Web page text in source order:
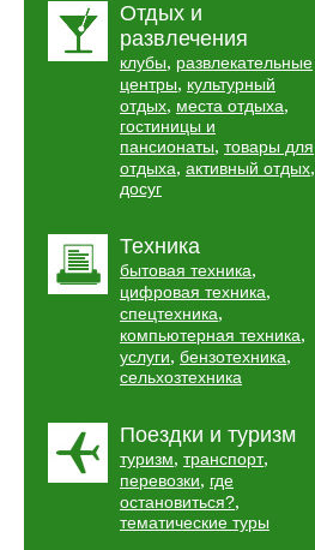
Отдых и
развлечения
клубы, развлекательные
центры, культурный
отдых, места отдыха,
гостиницы и
пансионаты, товары для
отдыха, активный отдых,
досуг
Техника
бытовая техника,
цифровая техника,
спецтехника,
компьютерная техника,
услуги, бензотехника,
сельхозтехника
Поездки и туризм
туризм, транспорт,
перевозки, где
остановиться?,
тематические туры